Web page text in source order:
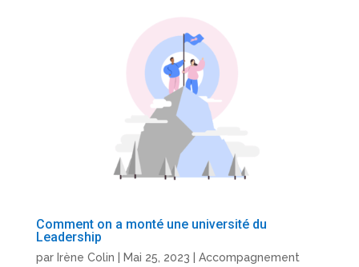
Comment on a monté une université du
Leadership
par Irène Colin Mai 25, 2023 Accompagnement